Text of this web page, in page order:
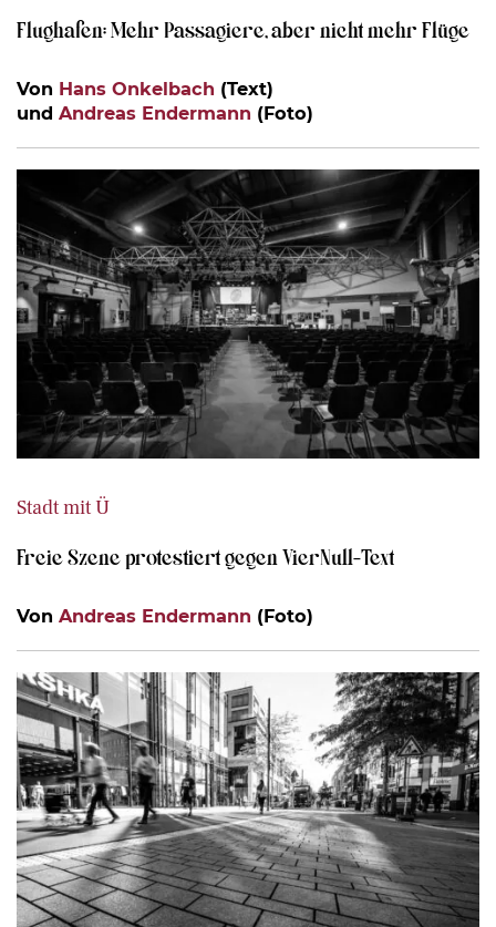
Flughafen: Mehr Passagiere, aber nicht mehr Flüge
Von Hans Onkelbach (Text)
und Andreas Endermann (Foto)
Stadt mit Ü
Freie Szene protestiert gegen VierNull-Text
Von Andreas Endermann (Foto)